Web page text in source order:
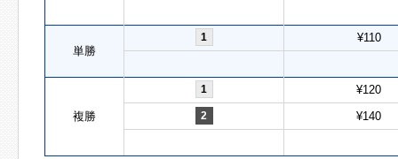
単勝
1 ¥110
複勝
1 ¥120
2 ¥140